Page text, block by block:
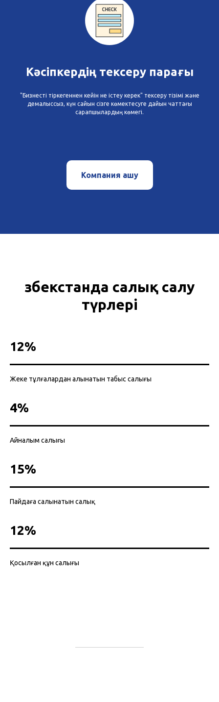
Кәсіпкердің тексеру парағы
"Бизнесті тіркегеннен кейін не істеу керек" тексеру тізімі және
демалыссыз, күн сайын сізге көмектесуге дайын чаттағы
сарапшылардың көмегі.
Компания ашу
Өзбекстанда салық салу
түрлері
12%
Жеке тұлғалардан алынатын табыс салығы
4%
Айналым салығы
15%
Пайдаға салынатын салық
12%
Қосылған құн салығы